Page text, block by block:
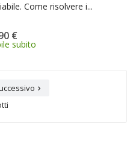
Come risolvere i...
€
subito
